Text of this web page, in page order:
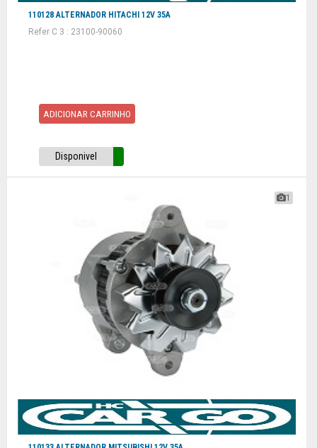
110128 ALTERNADOR HITACHI 12V 35A
Refer C 3 : 23100-90060
ADICIONAR CARRINHO
Disponivel
1